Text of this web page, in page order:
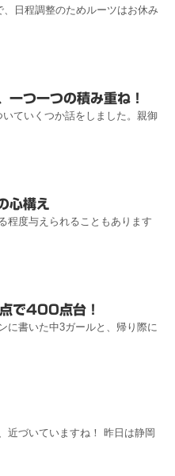
、日程調整のためルーツはお休み
一つ一つの積み重ね！
ていくつか話をしました。親御
心構え
程度与えられることもあります
で400点台！
に書いた中3ガールと、帰り際に
近づいていますね！ 昨日は静岡